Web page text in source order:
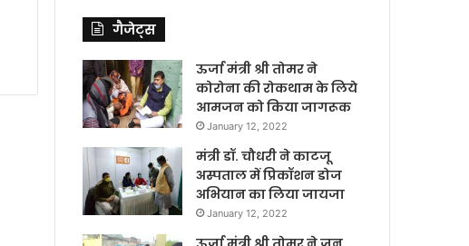
गैजेट्स
ऊर्जा मंत्री श्री तोमर ने
कोरोना की रोकथाम के लिये
आमजन को किया जागरूक
January 12, 2022
मंत्री डॉ. चौधरी ने काटजू
अस्पताल में प्रिकॉशन डोज
अभियान का लिया जायजा
January 12, 2022